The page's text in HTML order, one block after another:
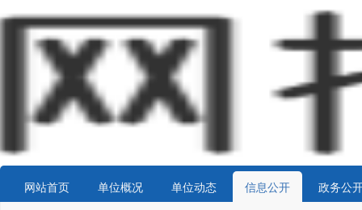
网站首页 单位概况 单位动态 信息公开
政务公